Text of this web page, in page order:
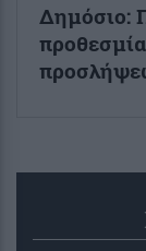
Δημόσιο: